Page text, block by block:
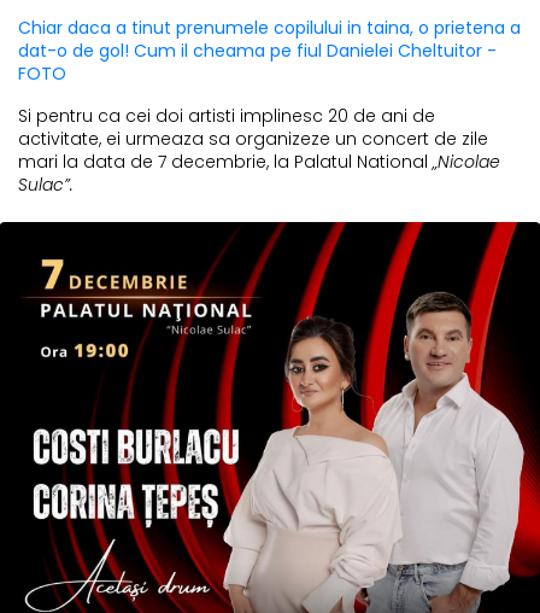
Chiar daca a tinut prenumele copilului in taina, o prietena a
dat-o de gol! Cum il cheama pe fiul Danielei Cheltuitor -
FOTO
Si pentru ca cei doi artisti implinesc 20 de ani de
activitate, ei urmeaza sa organizeze un concert de zile
mari la data de 7 decembrie, la Palatul National„Nicolae
Sulac”.